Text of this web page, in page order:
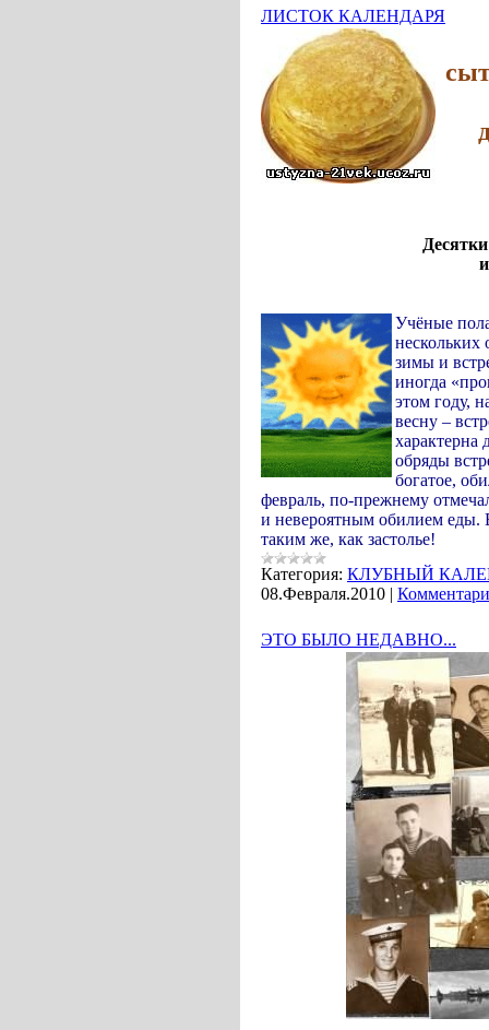
ЛИСТОК КАЛЕНДАРЯ
Десятки названий
и все они
Учёные
нескольких
зимы и
иногда
этом году,
весну –
характерна
обряды
богатое,
февраль, по-прежнему
и невероятным обилием еды.
таким же, как застолье!
Категория: КЛУБНЫЙ
08.Февраля.2010 |
ЭТО БЫЛО НЕДАВНО...